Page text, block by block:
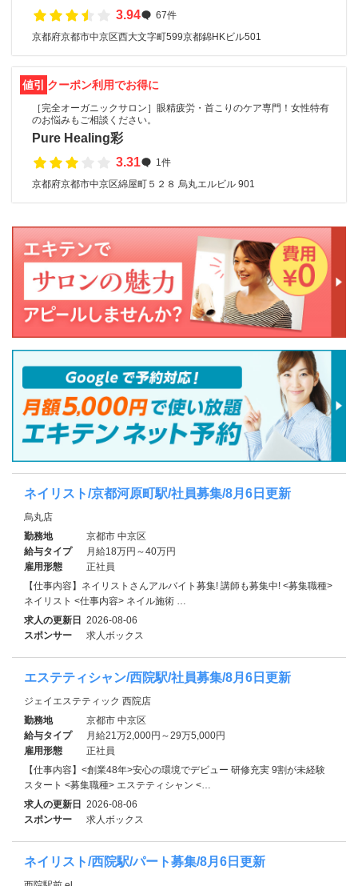
3.94
67件
京都府京都市中京区西大文字町599京都錦HKビル501
値引 クーポン利用でお得に
［完全オーガニックサロン］眼精疲労・首こりのケア専門！女性特有
のお悩みもご相談ください。
Pure Healing彩
3.31
1件
京都府京都市中京区綿屋町５２８ 烏丸エルビル 901
ネイリスト/京都河原町駅/社員募集/8月6日更新
烏丸店
勤務地
京都市 中京区
給与タイプ
月給18万円～40万円
雇用形態
正社員
【仕事内容】ネイリストさんアルバイト募集! 講師も募集中! <募集職種>
ネイリスト <仕事内容> ネイル施術 …
求人の更新日 2026-08-06
スポンサー
求人ボックス
エステティシャン/西院駅/社員募集/8月6日更新
ジェイエステティック 西院店
勤務地
京都市 中京区
給与タイプ
月給21万2,000円～29万5,000円
雇用形態
正社員
【仕事内容】<創業48年>安心の環境でデビュー 研修充実 9割が未経験
スタート <募集職種> エステティシャン <…
求人の更新日 2026-08-06
スポンサー
求人ボックス
ネイリスト/西院駅/パート募集/8月6日更新